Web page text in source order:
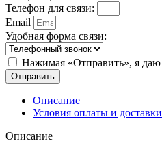
Телефон для связи:
Email
Удобная форма связи:
Нажимая «Отправить», я даю
Отправить
Описание
Условия оплаты и доставки
Описание